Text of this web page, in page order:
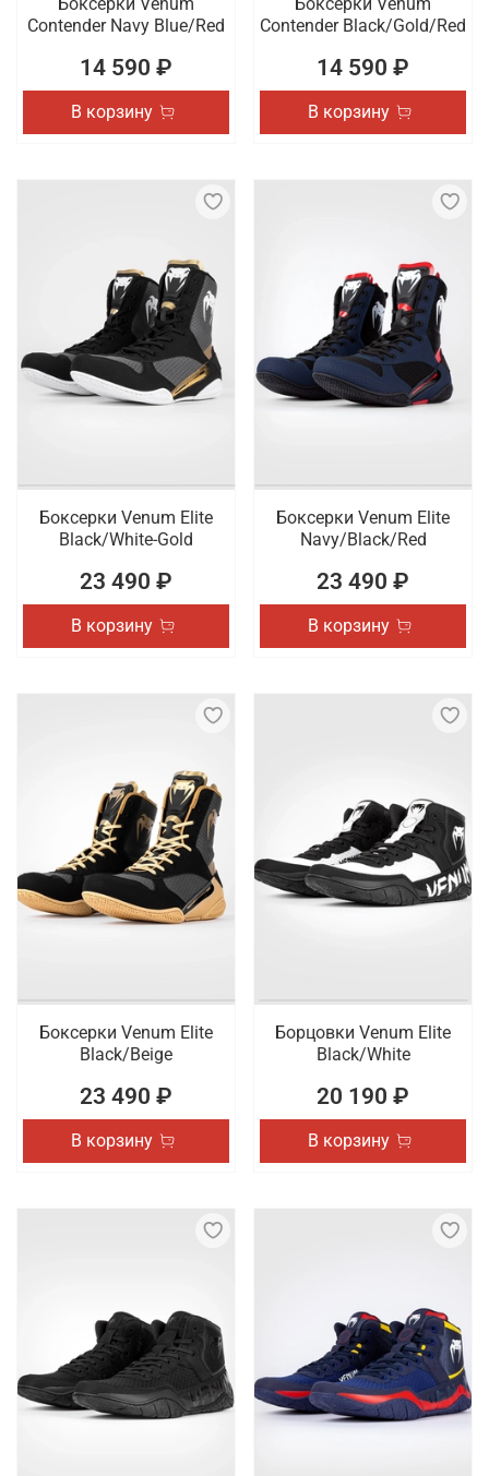
Contender Navy Blue/Red
14 590 ₽
В корзину
Contender Black/Gold/Red
14 590 ₽
В корзину
Боксерки Venum Elite
Black/White-Gold
23 490 ₽
В корзину
Боксерки Venum Elite
Navy/Black/Red
23 490 ₽
В корзину
Боксерки Venum Elite
Black/Beige
23 490 ₽
В корзину
Борцовки Venum Elite
Black/White
20 190 ₽
В корзину